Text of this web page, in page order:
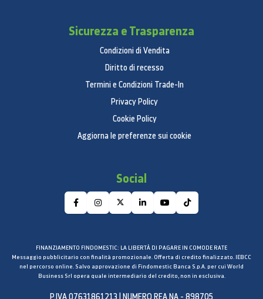
Sicurezza e Trasparenza
Condizioni di Vendita
Diritto di recesso
Termini e Condizioni Trade-In
Privacy Policy
Cookie Policy
Aggiorna le preferenze sui cookie
Social
FINANZIAMENTO FINDOMESTIC: LA LIBERTÀ DI PAGARE IN COMODE RATE
Messaggio pubblicitario con finalità promozionale. Offerta di credito finalizzato. IEBCC
nel percorso online. Salvo approvazione di Findomestic Banca S.p.A. per cui World
Business Srl opera quale intermediario del credito, non in esclusiva.
P.IVA 07631861213 | NUMERO REA NA - 898705